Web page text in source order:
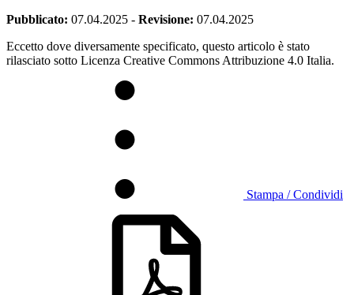
Pubblicato: 07.04.2025 - Revisione: 07.04.2025
Eccetto dove diversamente specificato, questo articolo è stato
rilasciato sotto Licenza Creative Commons Attribuzione 4.0 Italia.
Stampa / Condividi